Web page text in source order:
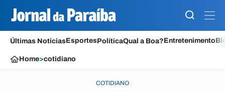
Últimas NotíciasEsportesPolíticaQual a Boa?Entretenimento
Home>cotidiano
COTIDIANO